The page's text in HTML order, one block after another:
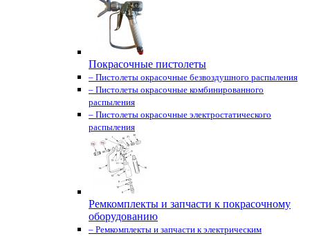
Покрасочные пистолеты
– Пистолеты окрасочные безвоздушного распыления
– Пистолеты окрасочные комбинированного
распыления
– Пистолеты окрасочные электростатического
распыления
Ремкомплекты и запчасти к покрасочному
оборудованию
– Ремкомплекты и запчасти к электрическим